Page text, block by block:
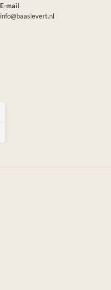
E-mail
info@baaslevert.nl